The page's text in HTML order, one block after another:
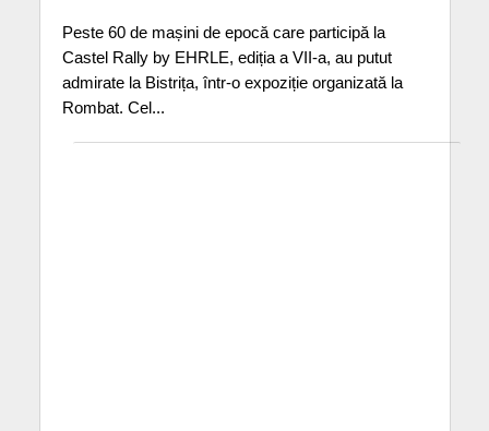
Peste 60 de mașini de epocă care participă la
Castel Rally by EHRLE, ediția a VII-a, au putut
admirate la Bistrița, într-o expoziție organizată la
Rombat. Cel...